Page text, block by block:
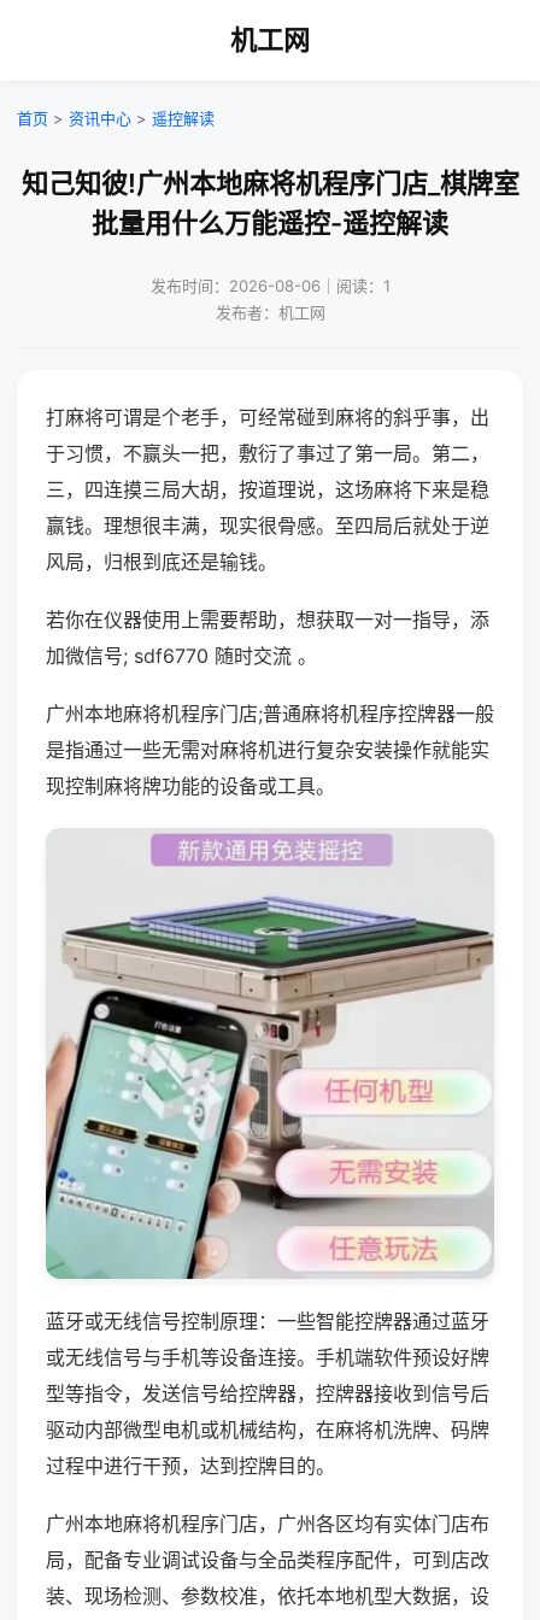
机工网
首页 > 资讯中心 > 遥控解读
知己知彼!广州本地麻将机程序门店_棋牌室
批量用什么万能遥控-遥控解读
发布时间：2026-08-06｜阅读：1
发布者：机工网
打麻将可谓是个老手，可经常碰到麻将的斜乎事，出
于习惯，不赢头一把，敷衍了事过了第一局。第二，
三，四连摸三局大胡，按道理说，这场麻将下来是稳
赢钱。理想很丰满，现实很骨感。至四局后就处于逆
风局，归根到底还是输钱。
若你在仪器使用上需要帮助，想获取一对一指导，添
加微信号; sdf6770 随时交流 。
广州本地麻将机程序门店;普通麻将机程序控牌器一般
是指通过一些无需对麻将机进行复杂安装操作就能实
现控制麻将牌功能的设备或工具。
蓝牙或无线信号控制原理：一些智能控牌器通过蓝牙
或无线信号与手机等设备连接。手机端软件预设好牌
型等指令，发送信号给控牌器，控牌器接收到信号后
驱动内部微型电机或机械结构，在麻将机洗牌、码牌
过程中进行干预，达到控牌目的。
广州本地麻将机程序门店，广州各区均有实体门店布
局，配备专业调试设备与全品类程序配件，可到店改
装、现场检测、参数校准，依托本地机型大数据，设